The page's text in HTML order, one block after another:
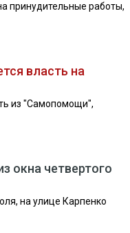
принудительные работы,
власть на
из "Самопомощи",
окна четвертого
на улице Карпенко